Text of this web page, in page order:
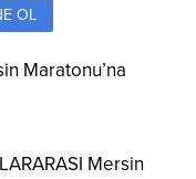
OL
Maratonu’na
Mersin